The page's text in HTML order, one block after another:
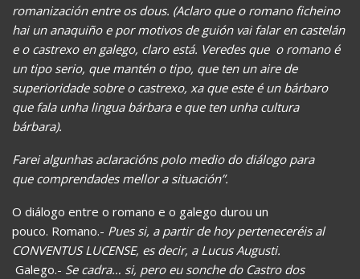
romanización entre os dous. (Aclaro que o romano ficheino
hai un anaquiño e por motivos de guión vai falar en castelán
e o castrexo en galego, claro está. Veredes que o romano é
un tipo serio, que mantén o tipo, que ten un aire de
superioridade sobre o castrexo, xa que este é un bárbaro
que fala unha lingua bárbara e que ten unha cultura
bárbara).
Farei algunhas aclaracións polo medio do diálogo para
que comprendades mellor a situación”.
O diálogo entre o romano e o galego durou un
pouco. Romano.- Pues si, a partir de hoy perteneceréis al
CONVENTUS LUCENSE, es decir, a Lucus Augusti.
Galego.- Se cadra… si, pero eu sonche do Castro dos